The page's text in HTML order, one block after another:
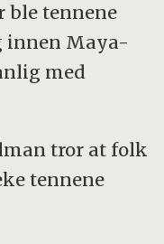
ble tennene
innen Maya-
med
tror at folk
tennene